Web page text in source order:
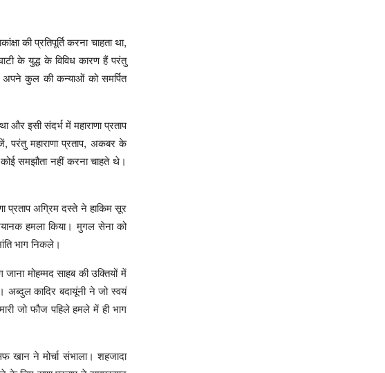
की प्रतिपूर्ति करना चाहता था,
के युद्ध के विविध कारण हैं परंतु
कुल की कन्याओं को समर्पित
और इसी संदर्भ में महाराणा प्रताप
परंतु महाराणा प्रताप, अकबर के
समझौता नहीं करना चाहते थे।
प्रताप अग्रिम दस्ते ने हाकिम सूर
हमला किया। मुगल सेना को
भाग निकले।
मोहम्मद साहब की उक्तियों में
कादिर बदायूंनी ने जो स्वयं
जो फौज पहिले हमले में ही भाग
खान ने मोर्चा संभाला। शहजादा